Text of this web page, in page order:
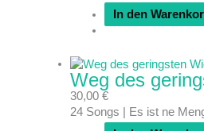
In den
Weg des
30,00 €
24 Songs | Es ist ne